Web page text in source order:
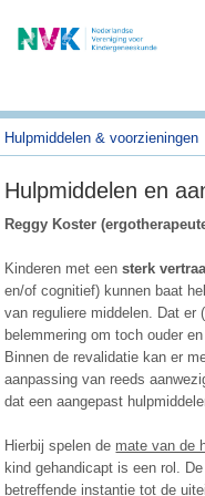
Hulpmiddelen & voorzieningen
Hulpmiddelen en
Reggy Koster
Kinderen met eensterk
en/of cognitief) kunnen baat
van reguliere middelen. Dat er
belemmering om toch ouder
Binnen de revalidatie kan er
aanpassing van reeds
dat een aangepast
Hierbij spelen de mate van de
kind gehandicapt is een rol.
betreffende instantietot de